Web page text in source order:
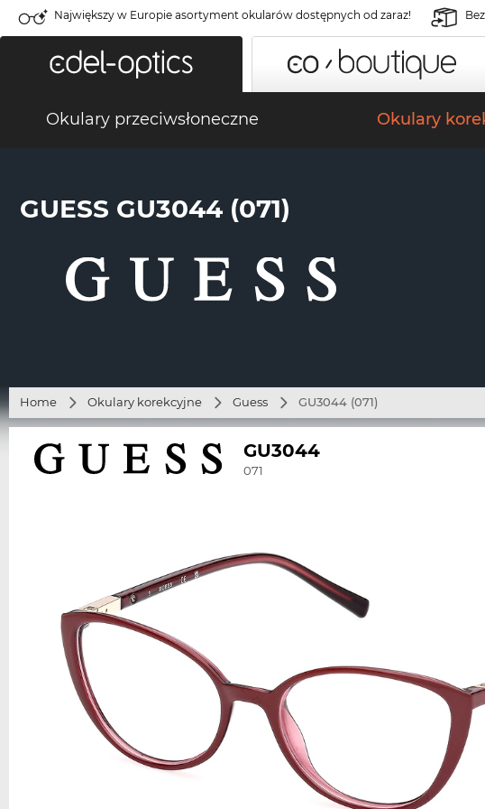
Największy w Europie asortyment okularów dostępnych od zaraz!
Okulary przeciwsłoneczne Okulary
GUESS GU3044 (071)
Home Okulary korekcyjne Guess GU3044 (071)
GU3044
071